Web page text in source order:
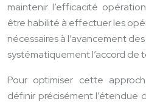
maintenir l’efficacité
être habilité à effectuer les
nécessaires à l’avancement
systématiquement l’accord de
Pour optimiser cette
définir précisément l’étendue